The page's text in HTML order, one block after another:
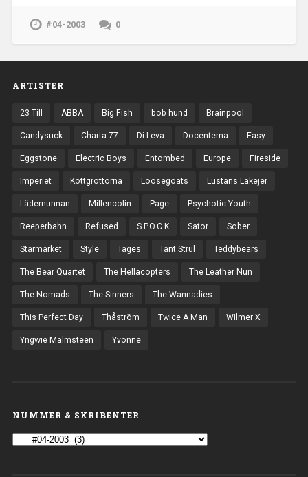
#04-2003 0
ARTISTER
23 Till ABBA Big Fish bob hund Brainpool
Candysuck Charta 77 Di Leva Docenterna Easy
Eggstone Electric Boys Entombed Europe Fireside
Imperiet Köttgrottorna Loosegoats Lustans Lakejer
Lädernunnan Millencolin Page Psychotic Youth
Reeperbahn Refused S.P.O.C.K Sator Sober
Starmarket Style Tages Tant Strul Teddybears
The Bear Quartet The Hellacopters The Leather Nun
The Nomads The Sinners The Wannadies
This Perfect Day Thåström Twice A Man Wilmer X
Yngwie Malmsteen Yvonne
NUMMER & SKRIBENTER